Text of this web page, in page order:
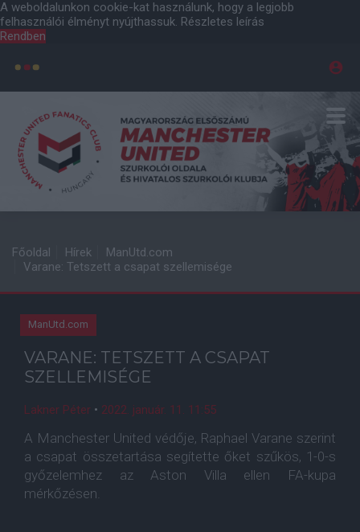
A weboldalunkon cookie-kat használunk, hogy a legjobb
felhasználói élményt nyújthassuk. Részletes leírás
Rendben
Főoldal Hírek
ManUtd.com
Varane: Tetszett a csapat szellemisége
ManUtd.com
VARANE: TETSZETT A CSAPAT
SZELLEMISÉGE
Lakner Péter • 2022. január. 11. 11:55
A Manchester United védője, Raphael Varane szerint
a csapat összetartása segítette őket szűkös, 1-0-s
győzelemhez az Aston Villa ellen FA-kupa
mérkőzésen.